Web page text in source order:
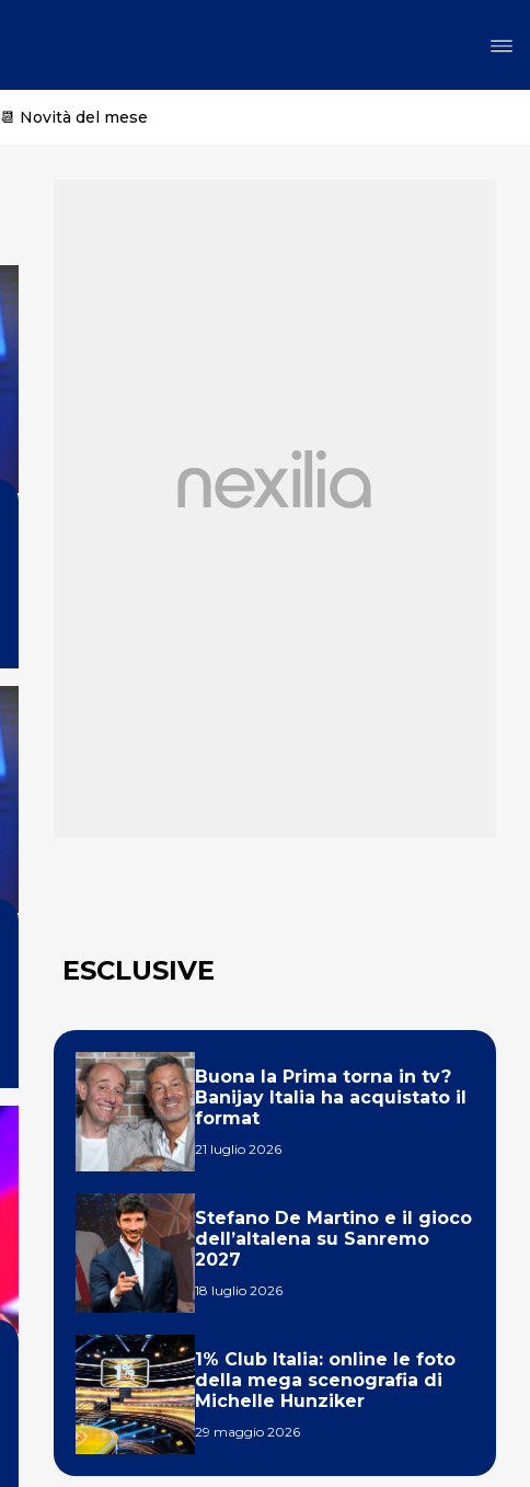
📆 Novità del mese
ESCLUSIVE
Buona la Prima torna in tv?
Banijay Italia ha acquistato il
format
21 luglio 2026
Stefano De Martino e il gioco
dell’altalena su Sanremo
2027
18 luglio 2026
1% Club Italia: online le foto
della mega scenografia di
Michelle Hunziker
29 maggio 2026